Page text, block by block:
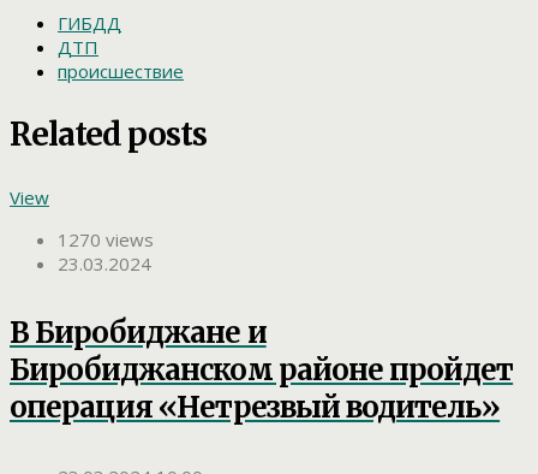
ГИБДД
ДТП
происшествие
Related posts
View
1270 views
23.03.2024
В Биробиджане и
Биробиджанском районе пройдет
операция «Нетрезвый водитель»